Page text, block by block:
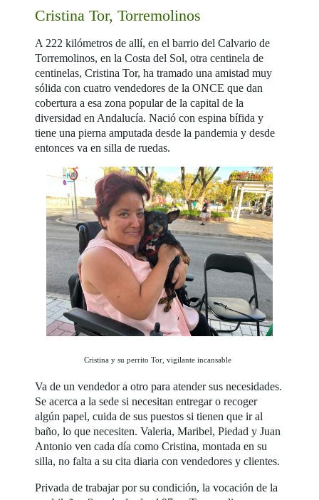
Cristina Tor, Torremolinos
A 222 kilómetros de allí, en el barrio del Calvario de
Torremolinos, en la Costa del Sol, otra centinela de
centinelas, Cristina Tor, ha tramado una amistad muy
sólida con cuatro vendedores de la ONCE que dan
cobertura a esa zona popular de la capital de la
diversidad en Andalucía. Nació con espina bífida y
tiene una pierna amputada desde la pandemia y desde
entonces va en silla de ruedas.
Cristina y su perrito Tor, vigilante incansable
Va de un vendedor a otro para atender sus necesidades.
Se acerca a la sede si necesitan entregar o recoger
algún papel, cuida de sus puestos si tienen que ir al
baño, lo que necesiten. Valeria, Maribel, Piedad y Juan
Antonio ven cada día como Cristina, montada en su
silla, no falta a su cita diaria con vendedores y clientes.
Privada de trabajar por su condición, la vocación de la